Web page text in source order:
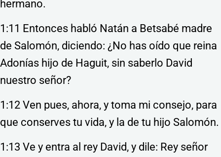
hermano.
1:11 Entonces habló Natán a Betsabé madre
de Salomón, diciendo: ¿No has oído que reina
Adonías hijo de Haguit, sin saberlo David
nuestro señor?
1:12 Ven pues, ahora, y toma mi consejo, para
que conserves tu vida, y la de tu hijo Salomón.
1:13 Ve y entra al rey David, y dile: Rey señor